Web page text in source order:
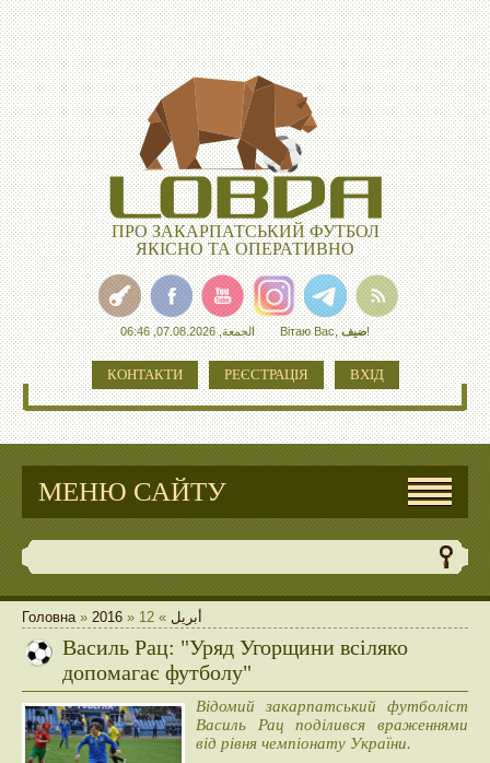
ПРО ЗАКАРПАТСЬКИЙ ФУТБОЛ
ЯКІСНО ТА ОПЕРАТИВНО
الجمعة, 07.08.2026, 06:46 Вітаю Вас,ضيف!
КОНТАКТИ РЕЄСТРАЦІЯ ВХІД
МЕНЮ САЙТУ
Головна» 2016 » أبريل »
12
Василь Рац: "Уряд Угорщини всіляко
допомагає футболу"
Відомий закарпатський футболіст
Василь Рац поділився враженнями
від рівня чемпіонату України.